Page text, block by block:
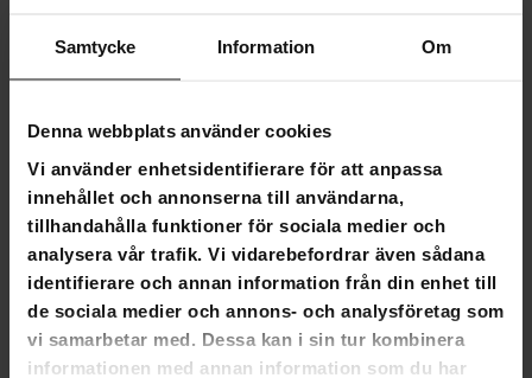
Samtycke Information Om
Denna webbplats använder cookies
Vi använder enhetsidentifierare för att anpassa
innehållet och annonserna till användarna,
tillhandahålla funktioner för sociala medier och
analysera vår trafik. Vi vidarebefordrar även sådana
identifierare och annan information från din enhet till
de sociala medier och annons- och analysföretag som
vi samarbetar med. Dessa kan i sin tur kombinera
informationen med annan information som du har
Paket under 20 kg
Paket över 20 kg
Paket över 20 kg levereras ända fram till tomten via DSV.
Fraktleveranser över 30 kg
Fraktleveranser över 30 kg levereras ända fram till tomten
via DHL eller DSV.
Vänligen notera